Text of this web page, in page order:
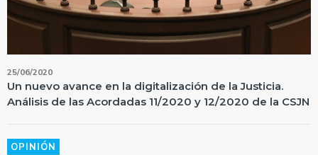
25/06/2020
Un nuevo avance en la digitalización de la Justicia.
Análisis de las Acordadas 11/2020 y 12/2020 de la CSJN
OPINIÓN